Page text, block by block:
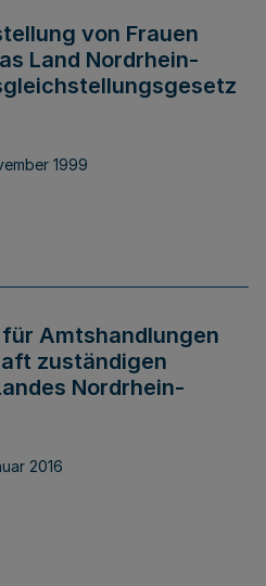
von Frauen
Land Nordrhein-
1999
Amtshandlungen
zuständigen
Nordrhein-
2016